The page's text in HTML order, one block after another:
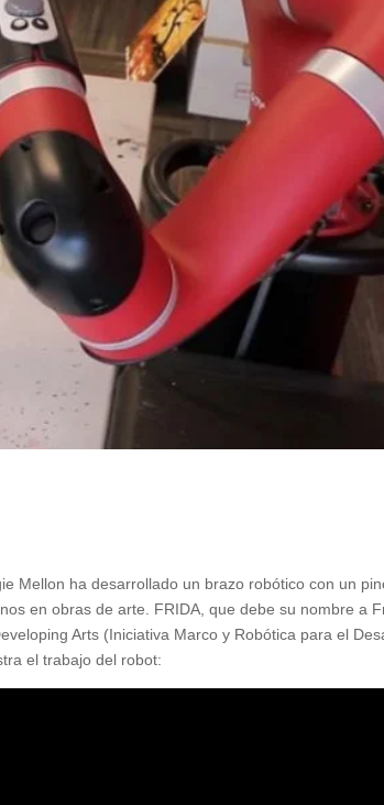
Mellon ha desarrollado un brazo robótico con un
en obras de arte. FRIDA, que debe su nombre a
Arts (Iniciativa Marco y Robótica para el
el trabajo del robot: